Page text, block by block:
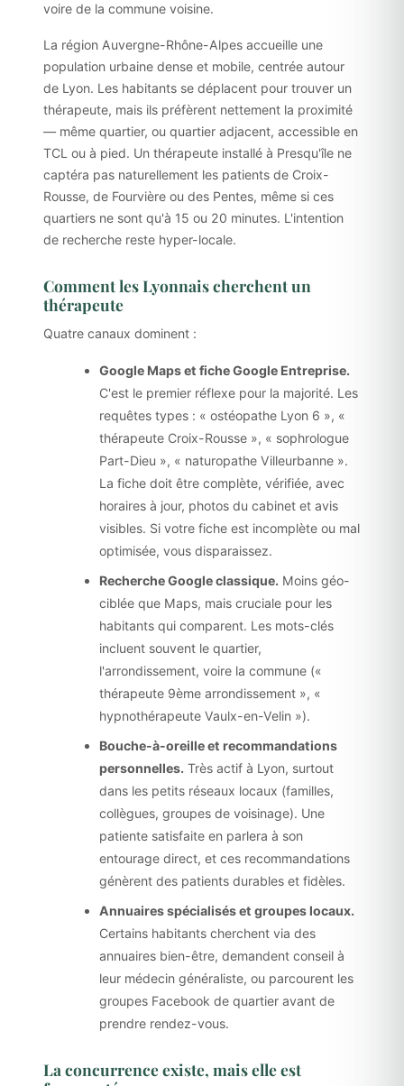
voire de la commune voisine.
La région Auvergne-Rhône-Alpes accueille une
population urbaine dense et mobile, centrée autour
de Lyon. Les habitants se déplacent pour trouver un
thérapeute, mais ils préfèrent nettement la proximité
— même quartier, ou quartier adjacent, accessible en
TCL ou à pied. Un thérapeute installé à Presqu'île ne
captéra pas naturellement les patients de Croix-
Rousse, de Fourvière ou des Pentes, même si ces
quartiers ne sont qu'à 15 ou 20 minutes. L'intention
de recherche reste hyper-locale.
Comment les Lyonnais cherchent un
thérapeute
Quatre canaux dominent :
Google Maps et fiche Google Entreprise.
C'est le premier réflexe pour la majorité. Les
requêtes types : « ostéopathe Lyon 6 », «
thérapeute Croix-Rousse », « sophrologue
Part-Dieu », « naturopathe Villeurbanne ».
La fiche doit être complète, vérifiée, avec
horaires à jour, photos du cabinet et avis
visibles. Si votre fiche est incomplète ou mal
optimisée, vous disparaissez.
Recherche Google classique. Moins géo-
ciblée que Maps, mais cruciale pour les
habitants qui comparent. Les mots-clés
incluent souvent le quartier,
l'arrondissement, voire la commune («
thérapeute 9ème arrondissement », «
hypnothérapeute Vaulx-en-Velin »).
Bouche-à-oreille et recommandations
personnelles. Très actif à Lyon, surtout
dans les petits réseaux locaux (familles,
collègues, groupes de voisinage). Une
patiente satisfaite en parlera à son
entourage direct, et ces recommandations
génèrent des patients durables et fidèles.
Annuaires spécialisés et groupes locaux.
Certains habitants cherchent via des
annuaires bien-être, demandent conseil à
leur médecin généraliste, ou parcourent les
groupes Facebook de quartier avant de
prendre rendez-vous.
La concurrence existe, mais elle est